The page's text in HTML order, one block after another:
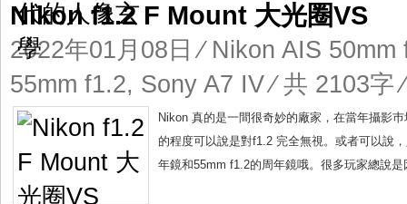
學
Nikon f1.2 F Mount 大光圈VS
2022年01月08日 ⁄ Nikon AIS 50mm
55mm f1.2, Sony A7 IV⁄ 共 2103字
Nikon 真的是一間很奇妙的廠家，在當年攝影
的程度可以說是對f1.2 完全無視。或者可以說
年鏡和55mm f1.2的周年鏡哦。很多玩家總說